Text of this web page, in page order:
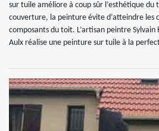
sur tuile améliore à coup sûr l’esthétique
couverture, la peinture évite d’atteindre les
composants du toit. L’artisan peintre Sylvain
Aulx réalise une peinture sur tuile à la